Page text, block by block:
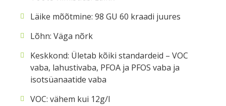
Läike mõõtmine: 98 GU 60 kraadi juures
Lõhn: Väga nõrk
Keskkond: Ületab kõiki standardeid – VOC
vaba, lahustivaba, PFOA ja PFOS vaba ja
isotsüanaatide vaba
VOC: vähem kui 12g/l